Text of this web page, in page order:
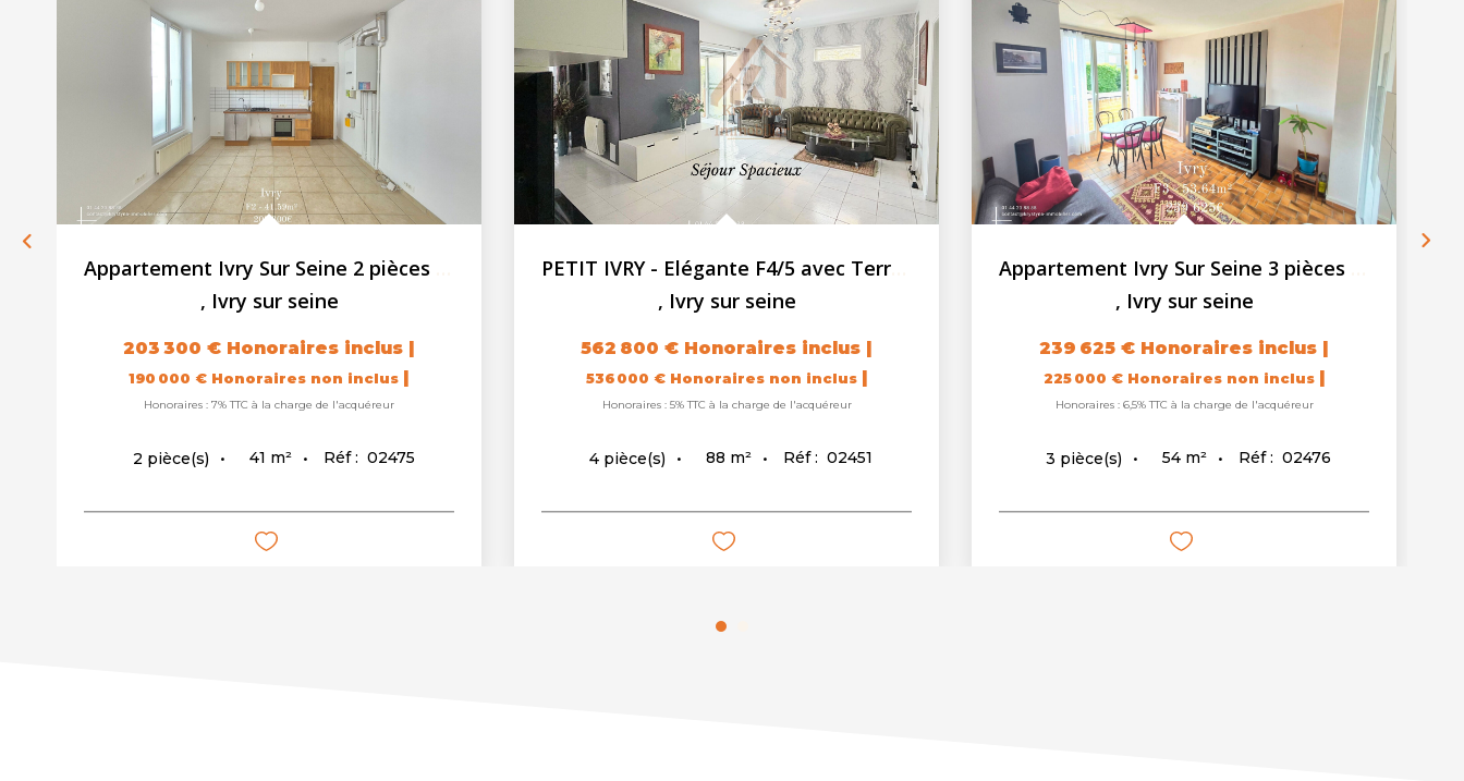
, Ivry sur seine
203 300 € Honoraires inclus |
190 000 € Honoraires non inclus |
Honoraires : 7% TTC à la charge de l'acquéreur
2 pièce(s) 41 m² Réf : 02475
, Ivry sur seine
562 800 € Honoraires inclus |
536 000 € Honoraires non inclus |
Honoraires : 5% TTC à la charge de l'acquéreur
4 pièce(s) 88 m² Réf : 02451
, Ivry sur seine
239 625 € Honoraires inclus |
225 000 € Honoraires non inclus |
Honoraires : 6,5% TTC à la charge de l'acquéreur
3 pièce(s) 54 m² Réf : 02476